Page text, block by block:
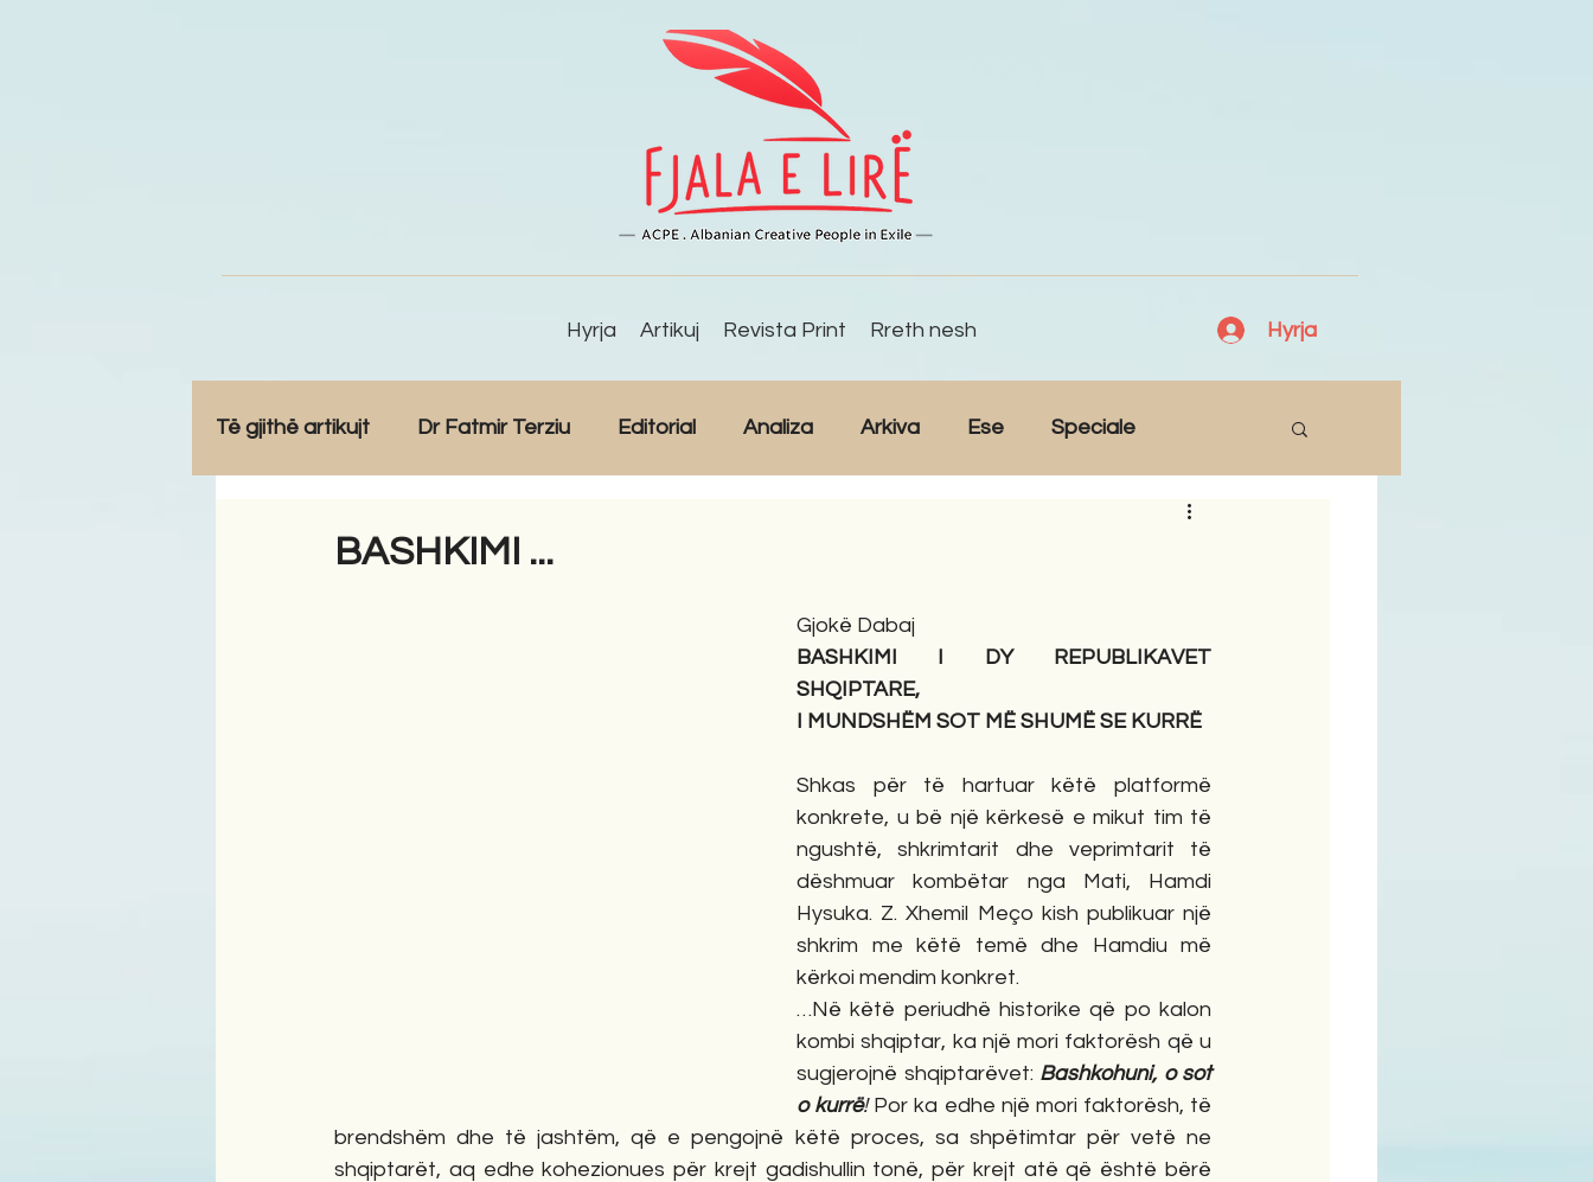
Hyrja Artikuj Revista Print Rreth nesh Hyrja
Të gjithë artikujt Dr Fatmir Terziu Editorial Analiza Arkiva Ese Speciale
Romane English
BASHKIMI ...
Gjokë Dabaj
BASHKIMI I DY REPUBLIKAVET
SHQIPTARE,
I MUNDSHËM SOT MË SHUMË SE KURRË
Shkas për të hartuar këtë platformë
konkrete, u bë një kërkesë e mikut tim të
ngushtë, shkrimtarit dhe veprimtarit të
dëshmuar kombëtar nga Mati, Hamdi
Hysuka. Z. Xhemil Meço kish publikuar një
shkrim me këtë temë dhe Hamdiu më
kërkoi mendim konkret.
…Në këtë periudhë historike që po kalon
kombi shqiptar, ka një mori faktorësh që u
sugjerojnë shqiptarëvet: Bashkohuni, o sot
o kurrë! Por ka edhe një mori faktorësh, të
brendshëm dhe të jashtëm, që e pengojnë këtë proces, sa shpëtimtar për vetë ne
shqiptarët, aq edhe kohezionues për krejt gadishullin tonë, për krejt atë që është bërë